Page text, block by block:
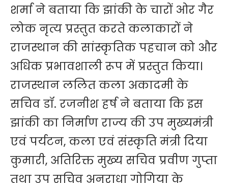
शर्मा ने बताया कि झांकी के चारों ओर गैर
लोक नृत्य प्रस्तुत करते कलाकारों ने
राजस्थान की सांस्कृतिक पहचान को और
अधिक प्रभावशाली रूप में प्रस्तुत किया।
राजस्थान ललित कला अकादमी के
सचिव डॉ. रजनीश हर्ष ने बताया कि इस
झांकी का निर्माण राज्य की उप मुख्यमंत्री
एवं पर्यटन, कला एवं संस्कृति मंत्री दिया
कुमारी, अतिरिक्त मुख्य सचिव प्रवीण गुप्ता
तथा उप सचिव अनुराधा गोगिया के